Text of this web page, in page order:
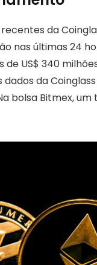
da
nas últimas 24
US$ 340
dados da
bolsa Bitmex, um